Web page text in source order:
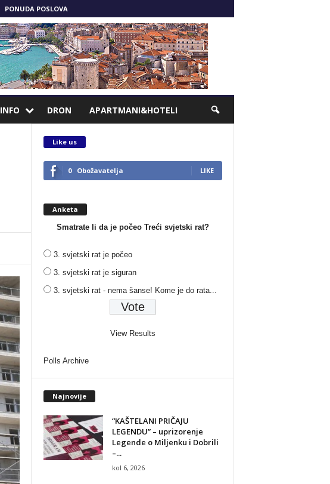
PONUDA POSLOVA
INFO DRON APARTMANI&HOTELI
Like us
0 Obožavatelja LIKE
Anketa
Smatrate li da je počeo Treći svjetski rat?
3. svjetski rat je počeo
3. svjetski rat je siguran
3. svjetski rat - nema šanse! Kome je do rata...
View Results
Polls Archive
Najnovije
“KAŠTELANI PRIČAJU
LEGENDU” – uprizorenje
Legende o Miljenku i Dobrili
–...
kol 6, 2026